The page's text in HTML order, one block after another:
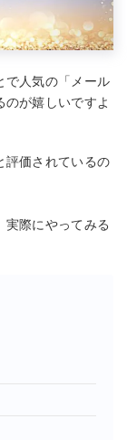
で人気の「メール
が嬉しいですよ
評価されているの
実際にやってみる